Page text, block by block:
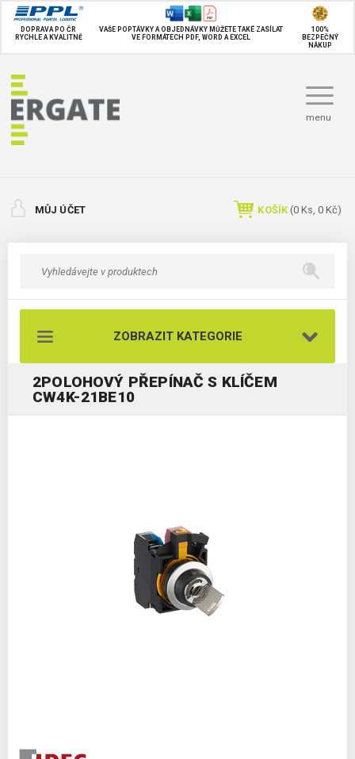
DOPRAVA PO ČR
RYCHLE A KVALITNĚ
VAŠE POPTÁVKY A OBJEDNÁVKY MŮŽETE TAKÉ ZASÍLAT
VE FORMÁTECH PDF, WORD A EXCEL
100%
BEZPEČNÝ
NÁKUP
menu
MŮJ ÚČET KOŠÍK (0 Ks, 0 Kč)
ZOBRAZIT KATEGORIE
2POLOHOVÝ PŘEPÍNAČ S KLÍČEM
CW4K-21BE10